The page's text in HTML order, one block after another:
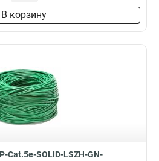
В корзину
Cat.5e-SOLID-LSZH-GN-